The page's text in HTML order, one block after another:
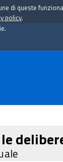
di queste
policy.